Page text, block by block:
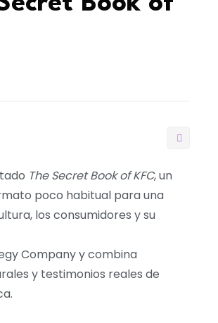
The Secret Book of KFC, un
poco habitual para una
los consumidores y su
Company y combina
y testimonios reales de